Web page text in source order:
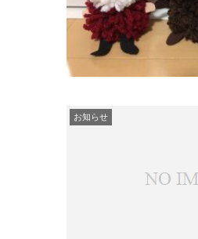
お知らせ